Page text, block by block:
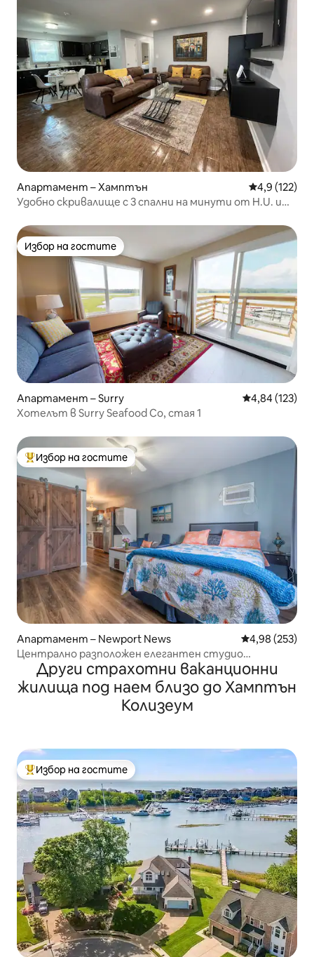
Апартамент – Хамптън Средна
4,9 (122)
Удобно скривалище с 3 спални на минути от H.U. и
Избор на гостите
Избор на гостите
Апартамент – Surry Средна
4,84 (123)
Хотелът в Surry Seafood Co, стая 1
Най-популярен избор на гостите
Избор на гостите
Апартамент – Newport News Средна
4,98 (253)
Централно разположен елегантен студио
апартамент
Други страхотни ваканционни
жилища под наем близо до Хамптън
Колизеум
Най-популярен избор на гостите
Избор на гостите